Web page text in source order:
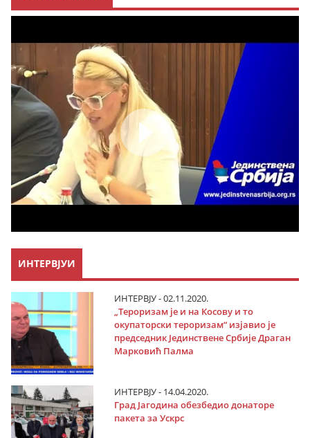
ИНТЕРВЈУИ
ИНТЕРВЈУ - 02.11.2020.
„Тероризам је и на Косову и то
окупаторски тероризам“ изјавио је
председник Јединствене Србије Драган
Марковић Палма
ИНТЕРВЈУ - 14.04.2020.
Град Јагодина обезбедио донаторе
пакета за Ускрс